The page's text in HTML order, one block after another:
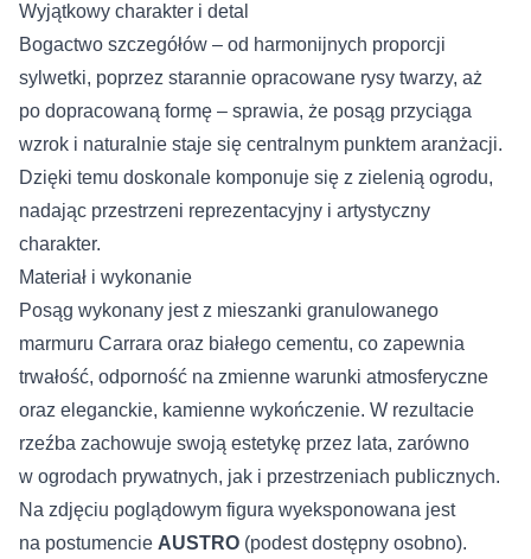
Wyjątkowy charakter i detal
Bogactwo szczegółów – od harmonijnych proporcji
sylwetki, poprzez starannie opracowane rysy twarzy, aż
po dopracowaną formę – sprawia, że posąg przyciąga
wzrok i naturalnie staje się centralnym punktem aranżacji.
Dzięki temu doskonale komponuje się z zielenią ogrodu,
nadając przestrzeni reprezentacyjny i artystyczny
charakter.
Materiał i wykonanie
Posąg wykonany jest z mieszanki granulowanego
marmuru Carrara oraz białego cementu, co zapewnia
trwałość, odporność na zmienne warunki atmosferyczne
oraz eleganckie, kamienne wykończenie. W rezultacie
rzeźba zachowuje swoją estetykę przez lata, zarówno
w ogrodach prywatnych, jak i przestrzeniach publicznych.
Na zdjęciu poglądowym figura wyeksponowana jest
na postumencie AUSTRO (podest dostępny osobno).